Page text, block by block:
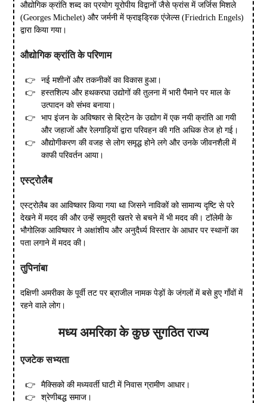
औद्योगिक क्रांति शब्द का प्रयोग यूरोपीय विद्वानों जैसे फ्रांस में जर्जिस मिशले
(Georges Michelet) और जर्मनी में फ्राइड्रिक एंजेल्स (Friedrich Engels)
द्वारा किया गया।
औद्योगिक क्रांति के परिणाम
नई मशीनों और तकनीकों का विकास हुआ।
हस्तशिल्प और हथकरघा उद्योगों की तुलना में भारी पैमाने पर माल के
उत्पादन को संभव बनाया।
भाप इंजन के अविष्कार से ब्रिटेन के उद्योग में एक नयी क्रांति आ गयी
और जहाजों और रेलगाड़ियों द्वारा परिवहन की गति अधिक तेज हो गई।
औद्योगीकरण की वजह से लोग समृद्ध होने लगे और उनके जीवनशैली में
काफी परिवर्तन आया।
एस्ट्रोलैब
एस्ट्रोलैब का आविष्कार किया गया था जिसने नाविकों को सामान्य दृष्टि से परे
देखने में मदद की और उन्हें समुद्री खतरे से बचने में भी मदद की। टॉलेमी के
भौगोलिक आविष्कार ने अक्षांशीय और अनुदैर्ध्य विस्तार के आधार पर स्थानों का
पता लगाने में मदद की।
तुपिनांबा
दक्षिणी अमरीका के पूर्वी तट पर ब्राजील नामक पेड़ों के जंगलों में बसे हुए गाँवों में
रहने वाले लोग।
मध्य अमरिका के कुछ सुगठित राज्य
एजटेक सभ्यता
मैक्सिको की मध्यवर्ती घाटी में निवास ग्रामीण आधार।
श्रेणीबद्ध समाज।